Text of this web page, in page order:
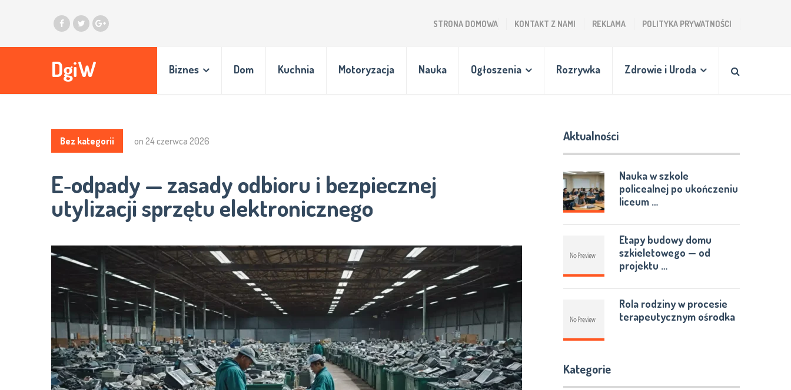
STRONA DOMOWA KONTAKT Z NAMI REKLAMA POLITYKA PRYWATNOŚCI
DgiW Biznes Dom Kuchnia Motoryzacja Nauka Ogłoszenia Rozrywka Zdrowie i Uroda
Bez kategorii on 24 czerwca 2026
E‑odpady — zasady odbioru i bezpiecznej
utylizacji sprzętu elektronicznego
Aktualności
Nauka w szkole
policealnej po ukończeniu
liceum …
Etapy budowy domu
szkieletowego — od
projektu …
Rola rodziny w procesie
terapeutycznym ośrodka
Kategorie